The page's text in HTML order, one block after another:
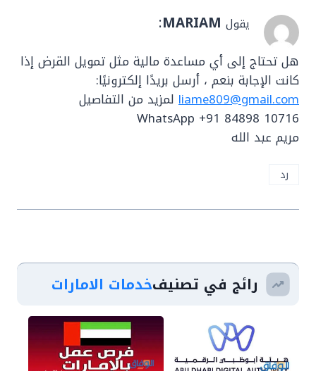
يقول MARIAM
:
هل تحتاج إلى أي مساعدة مالية مثل تمويل القرض إذا
كانت الإجابة بنعم ، أرسل بريدًا إلكترونيًا:
liame809@gmail.com لمزيد من التفاصيل
WhatsApp +91 84898 10716
مريم عبد الله
رد
رائج في تصنيفخدمات الامارات